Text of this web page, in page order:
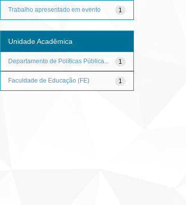
1
Trabalho apresentado em evento
Unidade Acadêmica
1
Departamento de Políticas Pública...
1
Faculdade de Educação (FE)